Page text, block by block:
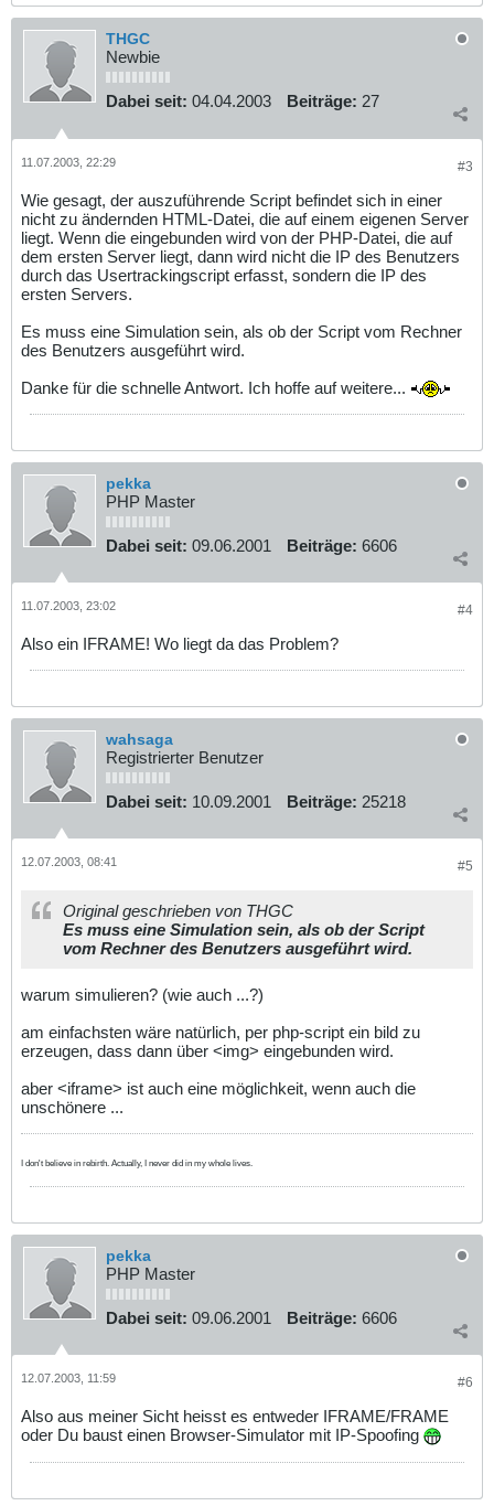
THGC
Newbie
Dabei seit: 04.04.2003 Beiträge: 27
#3
11.07.2003, 22:29
Wie gesagt, der auszuführende Script befindet sich in einer
nicht zu ändernden HTML-Datei, die auf einem eigenen Server
liegt. Wenn die eingebunden wird von der PHP-Datei, die auf
dem ersten Server liegt, dann wird nicht die IP des Benutzers
durch das Usertrackingscript erfasst, sondern die IP des
ersten Servers.
Es muss eine Simulation sein, als ob der Script vom Rechner
des Benutzers ausgeführt wird.
Danke für die schnelle Antwort. Ich hoffe auf weitere...
pekka
PHP Master
Dabei seit: 09.06.2001 Beiträge: 6606
#4
11.07.2003, 23:02
Also ein IFRAME! Wo liegt da das Problem?
wahsaga
Registrierter Benutzer
Dabei seit: 10.09.2001 Beiträge: 25218
#5
12.07.2003, 08:41
Original geschrieben von THGC
Es muss eine Simulation sein, als ob der Script
vom Rechner des Benutzers ausgeführt wird.
warum simulieren? (wie auch ...?)
am einfachsten wäre natürlich, per php-script ein bild zu
erzeugen, dass dann über <img> eingebunden wird.
aber <iframe> ist auch eine möglichkeit, wenn auch die
unschönere ...
I don't believe in rebirth. Actually, I never did in my whole lives.
pekka
PHP Master
Dabei seit: 09.06.2001 Beiträge: 6606
#6
12.07.2003, 11:59
Also aus meiner Sicht heisst es entweder IFRAME/FRAME
oder Du baust einen Browser-Simulator mit IP-Spoofing